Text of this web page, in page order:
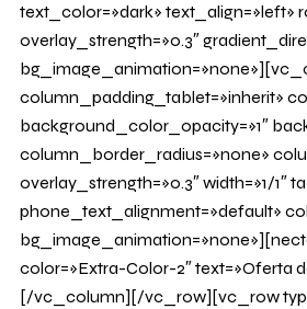
text_color=»dark» text_align=»left»
overlay_strength=»0.3″
column_padding_tablet=»inherit»
background_color_opacity=»1″
column_border_radius=»none»
overlay_strength=»0.3″ width=»1/
phone_text_alignment=»default»
color=»Extra-Color-2″ text=»Oferta
[/vc_column][/vc_row][vc_row